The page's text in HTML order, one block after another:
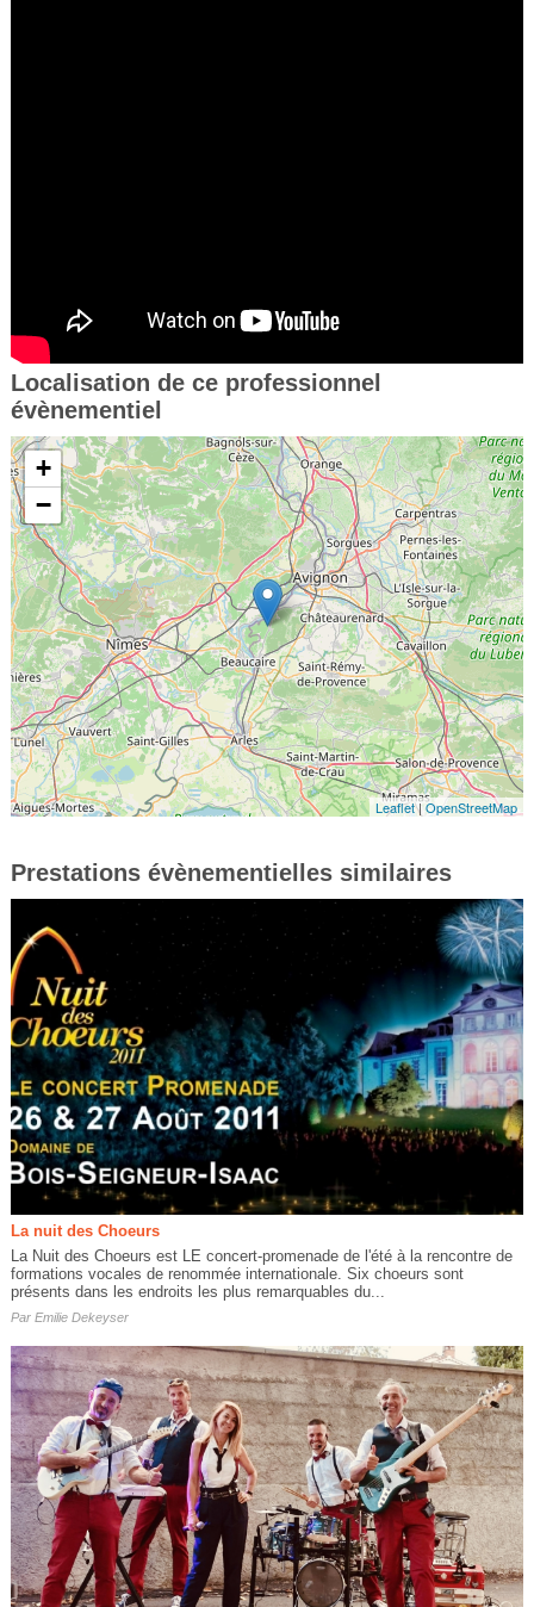
Localisation de ce professionnel
évènementiel
+
−
Leaflet|OpenStreetMap
Prestations évènementielles similaires
La nuit des Choeurs
La Nuit des Choeurs est LE concert-promenade de l'été à la rencontre de
formations vocales de renommée internationale. Six choeurs sont
présents dans les endroits les plus remarquables du...
Par Emilie Dekeyser